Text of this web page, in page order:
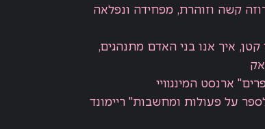
קשה וזוהרת, מפחידה ונפלאה
איך אנו בני האדם מתנהגים,
ארנסט המינגוויי
על פעולות ומחשבות" ריימונד